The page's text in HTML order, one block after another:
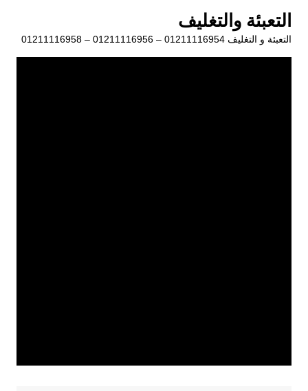
المحتوى
التعبئة والتغليف
التعبئة و التغليف 01211116954 – 01211116956 – 01211116958